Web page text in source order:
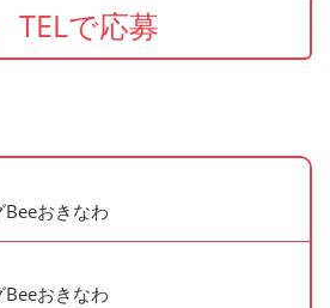
TELで応募
おきなわ
おきなわ